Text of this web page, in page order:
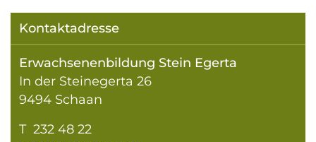
Kontaktadresse
Erwachsenenbildung Stein Egerta
In der Steinegerta 26
9494 Schaan
T 232 48 22